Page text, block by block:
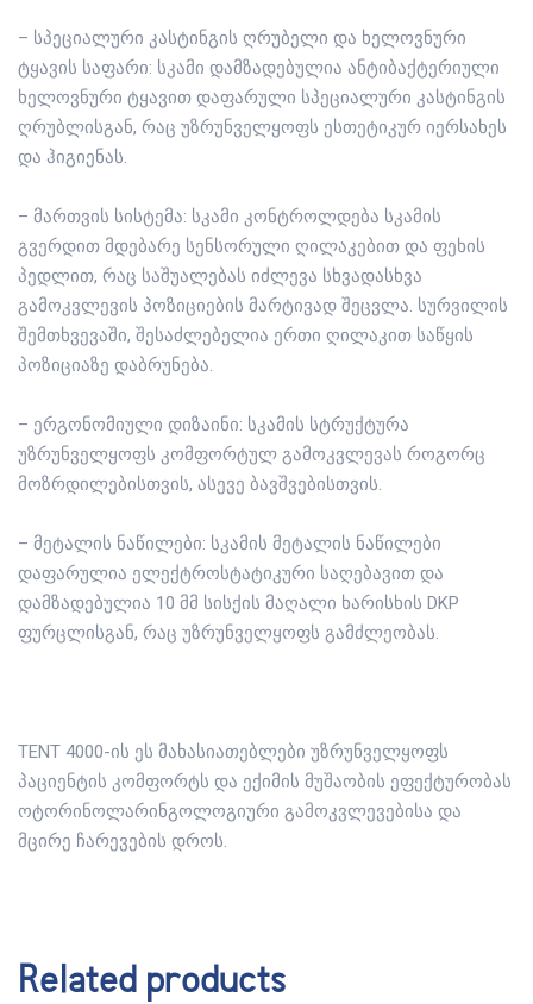
– სპეციალური კასტინგის ღრუბელი და ხელოვნური
ტყავის საფარი: სკამი დამზადებულია ანტიბაქტერიული
ხელოვნური ტყავით დაფარული სპეციალური კასტინგის
ღრუბლისგან, რაც უზრუნველყოფს ესთეტიკურ იერსახეს
და ჰიგიენას.
– მართვის სისტემა: სკამი კონტროლდება სკამის
გვერდით მდებარე სენსორული ღილაკებით და ფეხის
პედლით, რაც საშუალებას იძლევა სხვადასხვა
გამოკვლევის პოზიციების მარტივად შეცვლა. სურვილის
შემთხვევაში, შესაძლებელია ერთი ღილაკით საწყის
პოზიციაზე დაბრუნება.
– ერგონომიული დიზაინი: სკამის სტრუქტურა
უზრუნველყოფს კომფორტულ გამოკვლევას როგორც
მოზრდილებისთვის, ასევე ბავშვებისთვის.
– მეტალის ნაწილები: სკამის მეტალის ნაწილები
დაფარულია ელექტროსტატიკური საღებავით და
დამზადებულია 10 მმ სისქის მაღალი ხარისხის DKP
ფურცლისგან, რაც უზრუნველყოფს გამძლეობას.
TENT 4000-ის ეს მახასიათებლები უზრუნველყოფს
პაციენტის კომფორტს და ექიმის მუშაობის ეფექტურობას
ოტორინოლარინგოლოგიური გამოკვლევებისა და
მცირე ჩარევების დროს.
Related products